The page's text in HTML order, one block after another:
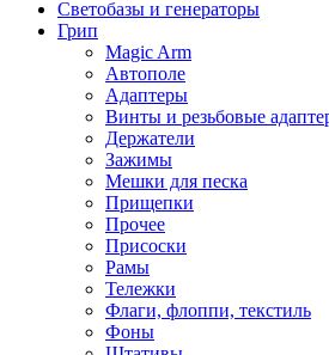
Светобазы и генераторы
Грип
Magic Arm
Автополе
Адаптеры
Винты и резьбовые
Держатели
Зажимы
Мешки для песка
Прищепки
Прочее
Присоски
Рамы
Тележки
Флаги, флоппи, текстиль
Фоны